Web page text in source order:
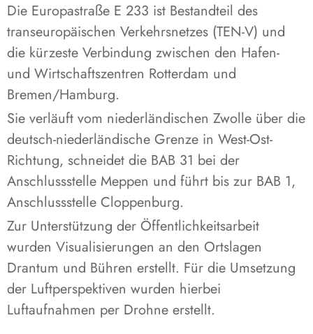
Die Europastraße E 233 ist Bestandteil des
transeuropäischen Verkehrsnetzes (TEN-V) und
die kürzeste Verbindung zwischen den Hafen-
und Wirtschaftszentren Rotterdam und
Bremen/Hamburg.
Sie verläuft vom niederländischen Zwolle über die
deutsch-niederländische Grenze in West-Ost-
Richtung, schneidet die BAB 31 bei der
Anschlussstelle Meppen und führt bis zur BAB 1,
Anschlussstelle Cloppenburg.
Zur Unterstützung der Öffentlichkeitsarbeit
wurden Visualisierungen an den Ortslagen
Drantum und Bühren erstellt. Für die Umsetzung
der Luftperspektiven wurden hierbei
Luftaufnahmen per Drohne erstellt.